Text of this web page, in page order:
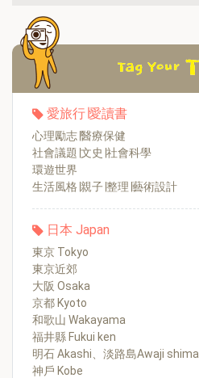
愛旅行∣愛讀書
心理勵志∣醫療保健
社會議題∣文史∣社會科學
環遊世界
生活風格∣親子∣整理∣藝術設計
日本 Japan
東京 Tokyo
東京近郊
大阪 Osaka
京都 Kyoto
和歌山 Wakayama
福井縣 Fukui ken
明石 Akashi、淡路島Awaji shima
神戶 Kobe